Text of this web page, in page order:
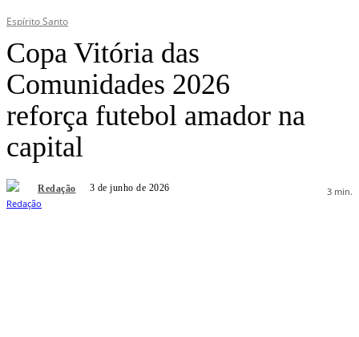
Espírito Santo
Copa Vitória das
Comunidades 2026
reforça futebol amador na
capital
Redação 3 de junho de 2026 3 min.